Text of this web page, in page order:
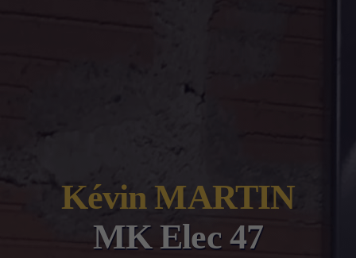
Kévin MARTIN
MK Elec 47